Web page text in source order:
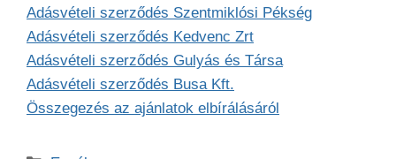
Adásvételi szerződés Szentmiklósi Pékség
Adásvételi szerződés Kedvenc Zrt
Adásvételi szerződés Gulyás és Társa
Adásvételi szerződés Busa Kft.
Összegezés az ajánlatok elbírálásáról